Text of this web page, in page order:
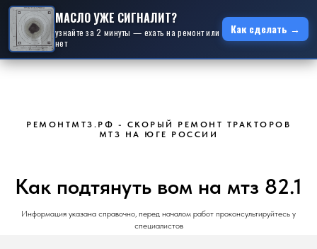
МАСЛО УЖЕ СИГНАЛИТ?
узнайте за 2 минуты — ехать на ремонт или
нет
Как сделать →
РЕМОНТМТЗ.РФ - СКОРЫЙ РЕМОНТ ТРАКТОРОВ
МТЗ НА ЮГЕ РОССИИ
Как подтянуть вом на мтз 82.1
Информация указана справочно, перед началом работ проконсультируйтесь у
специалистов